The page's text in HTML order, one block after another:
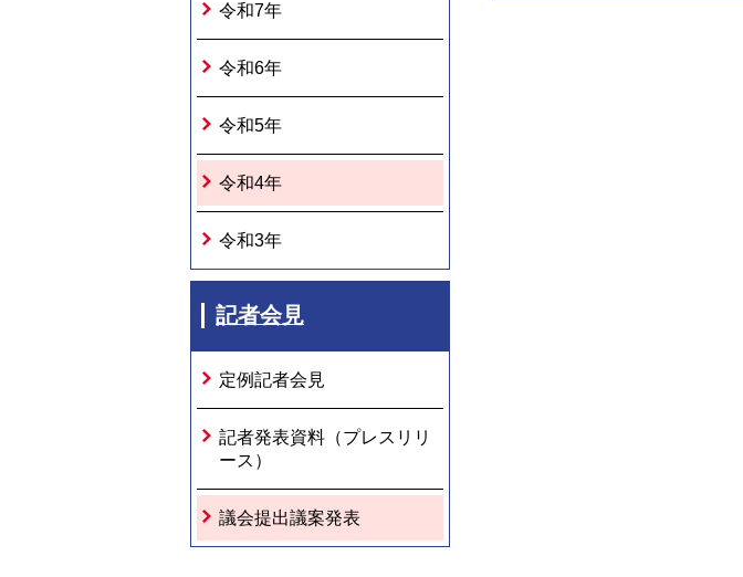
令和7年
令和6年
令和5年
令和4年
令和3年
記者会見
定例記者会見
記者発表資料（プレスリリ
ース）
議会提出議案発表